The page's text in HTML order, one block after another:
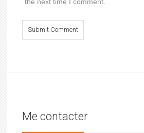
Me contacter